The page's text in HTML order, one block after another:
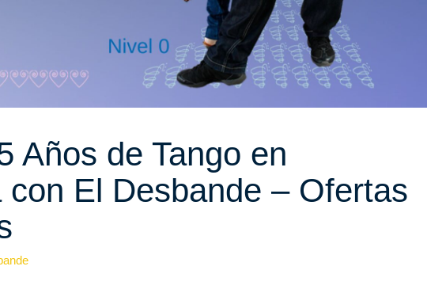
Años de Tango en
con El Desbande – Ofertas